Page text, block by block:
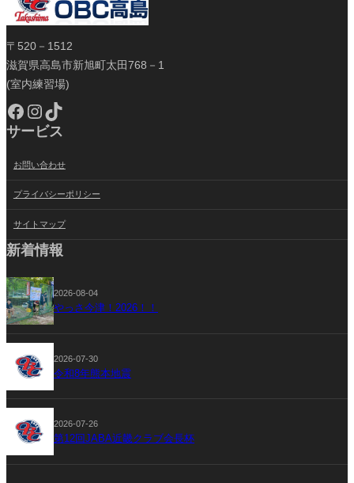
〒520－1512
滋賀県高島市新旭町太田768－1
(室内練習場)
Facebook Instagram TikTok
サービス
お問い合わせ
プライバシーポリシー
サイトマップ
新着情報
2026-08-04
やっさ今津！2026！！
2026-07-30
令和8年熊本地震
2026-07-26
第12回JABA近畿クラブ会長杯